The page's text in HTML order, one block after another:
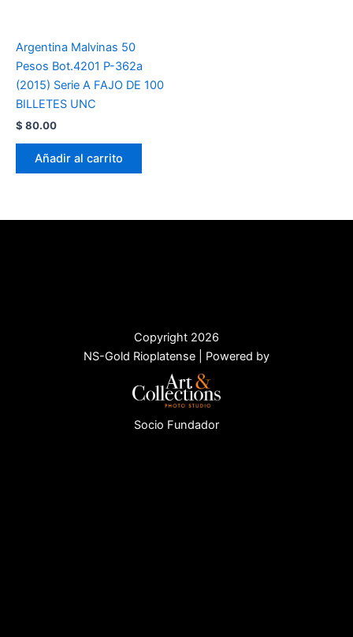
Argentina Malvinas 50
Pesos Bot.4201 P-362a
(2015) Serie A FAJO DE 100
BILLETES UNC
$ 80.00
Añadir al carrito
Copyright 2026
NS-Gold Rioplatense | Powered by
Socio Fundador